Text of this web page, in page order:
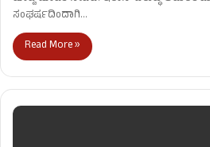
ಸಂಘರ್ಷದಿಂದಾಗಿ…
Read More »